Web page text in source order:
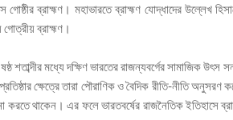
গোষ্ঠীর ব্রাহ্মণ। মহাভারতে ব্রাহ্মণ যোদ্ধাদের উল্লেখ
ব্রাহ্মণ।
শতাব্দীর মধ্যে দক্ষিণ ভারতের রাজন্যবর্গের সামাজিক উৎস
ক্ষেত্রে তারা পৌরাণিক ও বৈদিক রীতি-নীতি অনুসরণ
করতে থাকেন। এর ফলে ভারতবর্ষের রাজনৈতিক ইতিহাসে